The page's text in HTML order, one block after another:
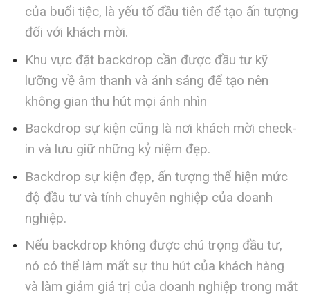
của buổi tiệc, là yếu tố đầu tiên để tạo ấn tượng
đối với khách mời.
Khu vực đặt backdrop cần được đầu tư kỹ
lưỡng về âm thanh và ánh sáng để tạo nên
không gian thu hút mọi ánh nhìn
Backdrop sự kiện cũng là nơi khách mời check-
in và lưu giữ những kỷ niệm đẹp.
Backdrop sự kiện đẹp, ấn tượng thể hiện mức
độ đầu tư và tính chuyên nghiệp của doanh
nghiệp.
Nếu backdrop không được chú trọng đầu tư,
nó có thể làm mất sự thu hút của khách hàng
và làm giảm giá trị của doanh nghiệp trong mắt